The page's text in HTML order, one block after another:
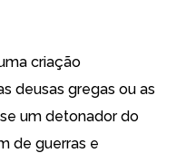
criação
deusas gregas ou as
um detonador do
de guerras e